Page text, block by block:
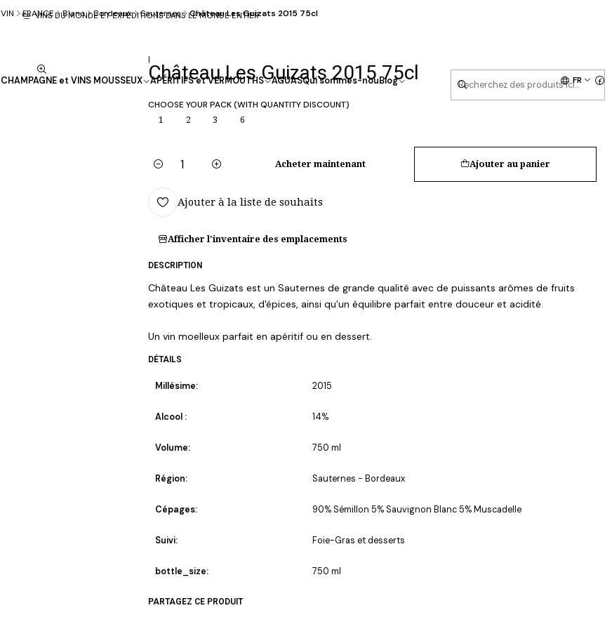
CHAMPAGNE et VINS MOUSSEUX APÉRITIFS et VERMOUTHS AGUASQui sommes-nouBlog FR
VINS DU MONDE ET EXPÉDITIONS DANS LE MONDE ENTIER
VIN FRANCE Blanc Bordeaux Sauternes Château Les Guizats 2015 75cl
|
Château Les Guizats 2015 75cl
CHOOSE YOUR PACK (WITH QUANTITY DISCOUNT)
1 2 3 6
Quantité
Ajouter au panier
Acheter maintenant
Ajouter à la liste de souhaits
Afficher l'inventaire des emplacements
DESCRIPTION
Château Les Guizats est un Sauternes de grande qualité avec de puissants arômes de fruits
exotiques et tropicaux, d'épices, ainsi qu'un équilibre parfait entre douceur et acidité.
Un vin moelleux parfait en apéritif ou en dessert.
DÉTAILS
Millésime: 2015
Alcool : 14%
Volume: 750 ml
Région: Sauternes - Bordeaux
Cépages: 90% Sémillon 5% Sauvignon Blanc 5% Muscadelle
Suivi: Foie-Gras et desserts
bottle_size: 750 ml
PARTAGEZ CE PRODUIT